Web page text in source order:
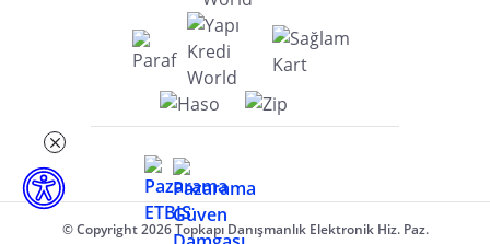
© Copyright 2026 Topkapı Danışmanlık Elektronik Hiz. Paz.